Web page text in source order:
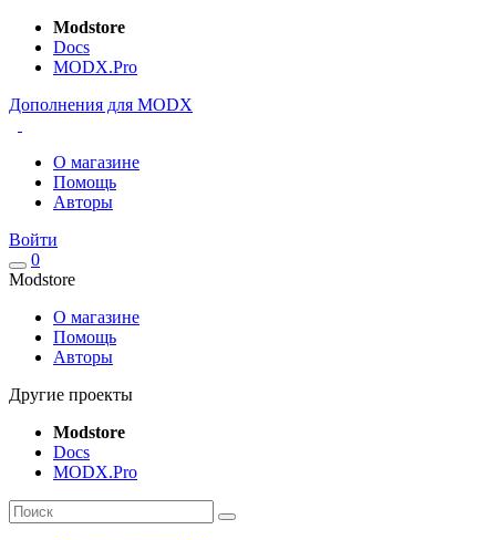
Modstore
Docs
MODX.Pro
Дополнения для MODX
О магазине
Помощь
Авторы
Войти
0
Modstore
О магазине
Помощь
Авторы
Другие проекты
Modstore
Docs
MODX.Pro